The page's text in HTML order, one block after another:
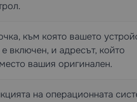
към която вашето
включен, и адресът, който
вашия оригинален.
на операционната